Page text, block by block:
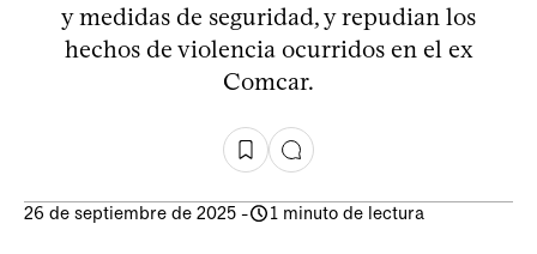
y medidas de seguridad, y repudian los
hechos de violencia ocurridos en el ex
Comcar.
26 de septiembre de 2025 - 1 minuto de lectura